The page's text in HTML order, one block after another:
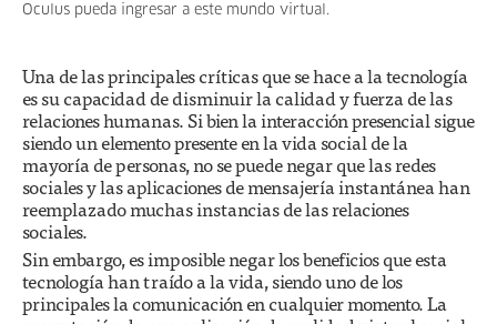
Oculus pueda ingresar a este mundo virtual.
Una de las principales críticas que se hace a la tecnología
es su capacidad de disminuir la calidad y fuerza de las
relaciones humanas. Si bien la interacción presencial sigue
siendo un elemento presente en la vida social de la
mayoría de personas, no se puede negar que las redes
sociales y las aplicaciones de mensajería instantánea han
reemplazado muchas instancias de las relaciones
sociales.
Sin embargo, es imposible negar los beneficios que esta
tecnología han traído a la vida, siendo uno de los
principales la comunicación en cualquier momento. La